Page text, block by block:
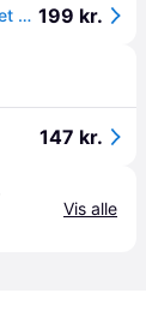
Abus hængelås massiv messing vinyl beskyttet 40mm - 1051717 199 kr.
147 kr.
Vis alle